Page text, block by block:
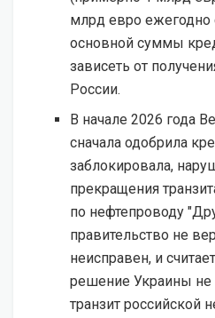
млрд евро ежегодно
основной суммы
зависеть от
России.
В начале 2026 года
сначала одобрила
заблокировала,
прекращения
по нефтепроводу
правительство не
неисправен, и
решение Украины не
транзит российской